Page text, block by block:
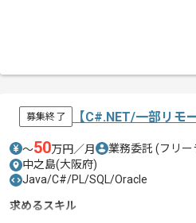
募集終了 【C#.NET/一部リモ
〜50万円／月 業務委託 (フリー
中之島(大阪府)
Java/C#/PL/SQL/Oracle
求めるスキル